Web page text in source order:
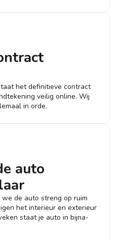
het definitieve contract
veilig online. Wij
in orde.
auto
de auto streng op ruim
het interieur en exterieur
staat je auto in bijna-